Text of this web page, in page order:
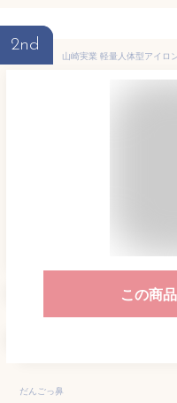
2nd
この商
だんごっ鼻